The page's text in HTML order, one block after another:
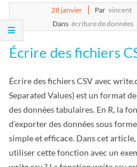
T
S
C
R
I
01-
28janvier Par vincent
Dans écriture de données
Écrire des fichiers
Écrire des fichiers CSV avec
Separated Values) est un format
des données tabulaires. En R, la
d’exporter des données sous
simple et efficace. Dans cet
utiliser cette fonction avec un